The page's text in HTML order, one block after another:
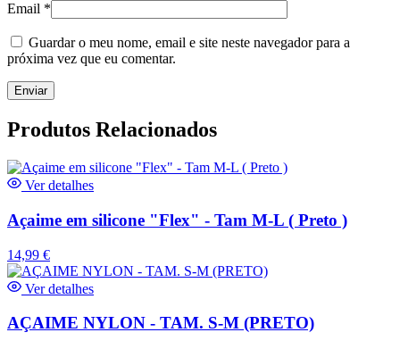
Email *
Guardar o meu nome, email e site neste navegador para a
próxima vez que eu comentar.
Produtos Relacionados
Ver detalhes
Açaime em silicone "Flex" - Tam M-L ( Preto )
14,99 €
Ver detalhes
AÇAIME NYLON - TAM. S-M (PRETO)